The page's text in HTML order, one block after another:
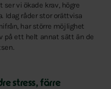
vi ökade krav, högre
Idag råder stor orättvisa
har större möjlighet
på ett helt annat sätt än de
stress, färre